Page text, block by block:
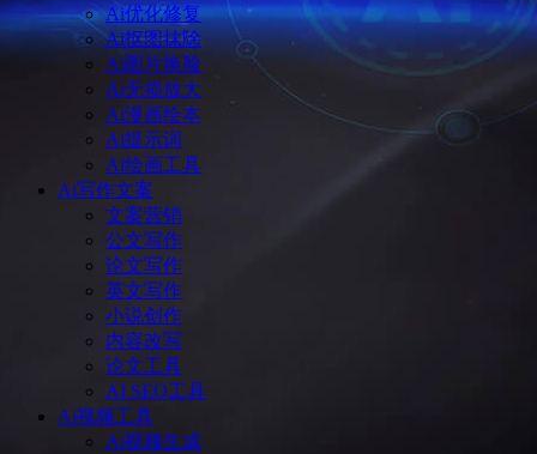
Ai优化修复
Ai抠图抹除
Ai图片换脸
Ai无损放大
Ai漫画绘本
Ai提示词
Ai绘画工具
Ai写作文案
文案营销
公文写作
论文写作
英文写作
小说创作
内容改写
论文工具
AI SEO工具
Ai视频工具
Ai视频生成